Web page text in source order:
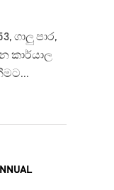
ගාලු පාර,
කාර්යාල